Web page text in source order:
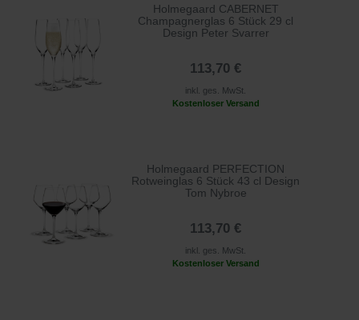
Holmegaard CABERNET
Champagnerglas 6 Stück 29 cl
Design Peter Svarrer
113,70 €
inkl. ges. MwSt.
Kostenloser Versand
Holmegaard PERFECTION
Rotweinglas 6 Stück 43 cl Design
Tom Nybroe
113,70 €
inkl. ges. MwSt.
Kostenloser Versand